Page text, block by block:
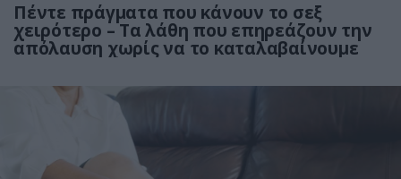
Πέντε πράγματα που κάνουν το σεξ
χειρότερο – Τα λάθη που επηρεάζουν την
απόλαυση χωρίς να το καταλαβαίνουμε